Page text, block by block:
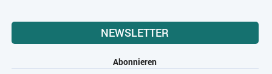
NEWSLETTER
Abonnieren